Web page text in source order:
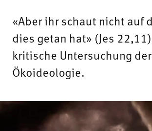
«Aber ihr schaut nicht auf
dies getan hat» (Jes
kritische Untersuchung der
Ökoideologie.